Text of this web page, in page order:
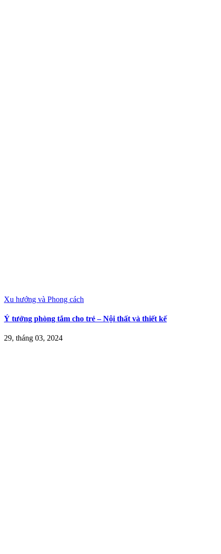
Xu hướng và Phong cách
Ý tưởng phòng tắm cho trẻ – Nội thất và thiết kế
29, tháng 03, 2024